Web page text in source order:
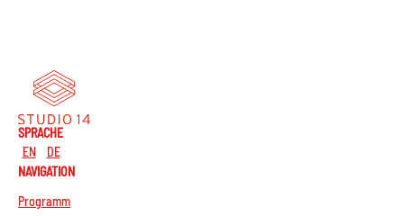
SPRACHE
EN
DE
NAVIGATION
Programm